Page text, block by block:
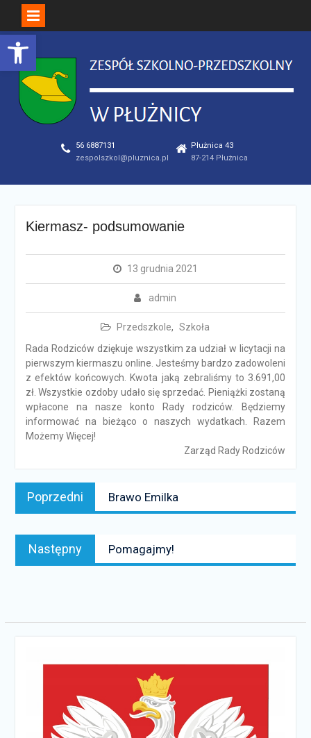
Open toolbar
Skip
to
content
56 6887131
zespolszkol@pluznica.pl
Płużnica 43
87-214 Płużnica
Kiermasz- podsumowanie
13 grudnia 2021
admin
Przedszkole, Szkoła
Rada Rodziców dziękuje wszystkim za udział w licytacji na
pierwszym kiermaszu online. Jesteśmy bardzo zadowoleni
z efektów końcowych. Kwota jaką zebraliśmy to 3.691,00
zł. Wszystkie ozdoby udało się sprzedać. Pieniążki zostaną
wpłacone na nasze konto Rady rodziców. Będziemy
informować na bieżąco o naszych wydatkach. Razem
Możemy Więcej!
Zarząd Rady Rodziców
Nawigacja
wpisu
Poprzedni
news:
Brawo Emilka
Następny
news:
Pomagajmy!